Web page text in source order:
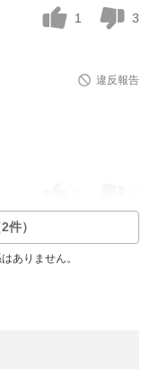
1 3
違反報告
件）
ありません。